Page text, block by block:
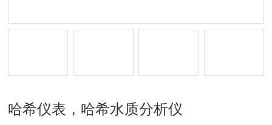
哈希仪表，哈希水质分析仪